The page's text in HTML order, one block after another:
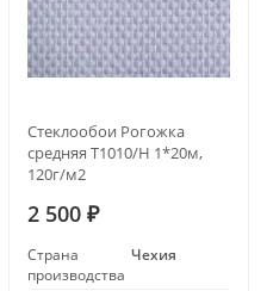
Стеклообои Рогожка
средняя T1010/Н 1*20м,
120г/м2
2 500 ₽
Страна
производства
Чехия